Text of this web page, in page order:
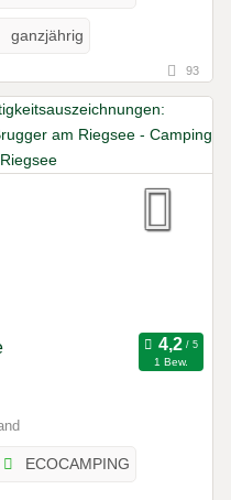
ganzjährig
93
1 Bew.
ECOCAMPING